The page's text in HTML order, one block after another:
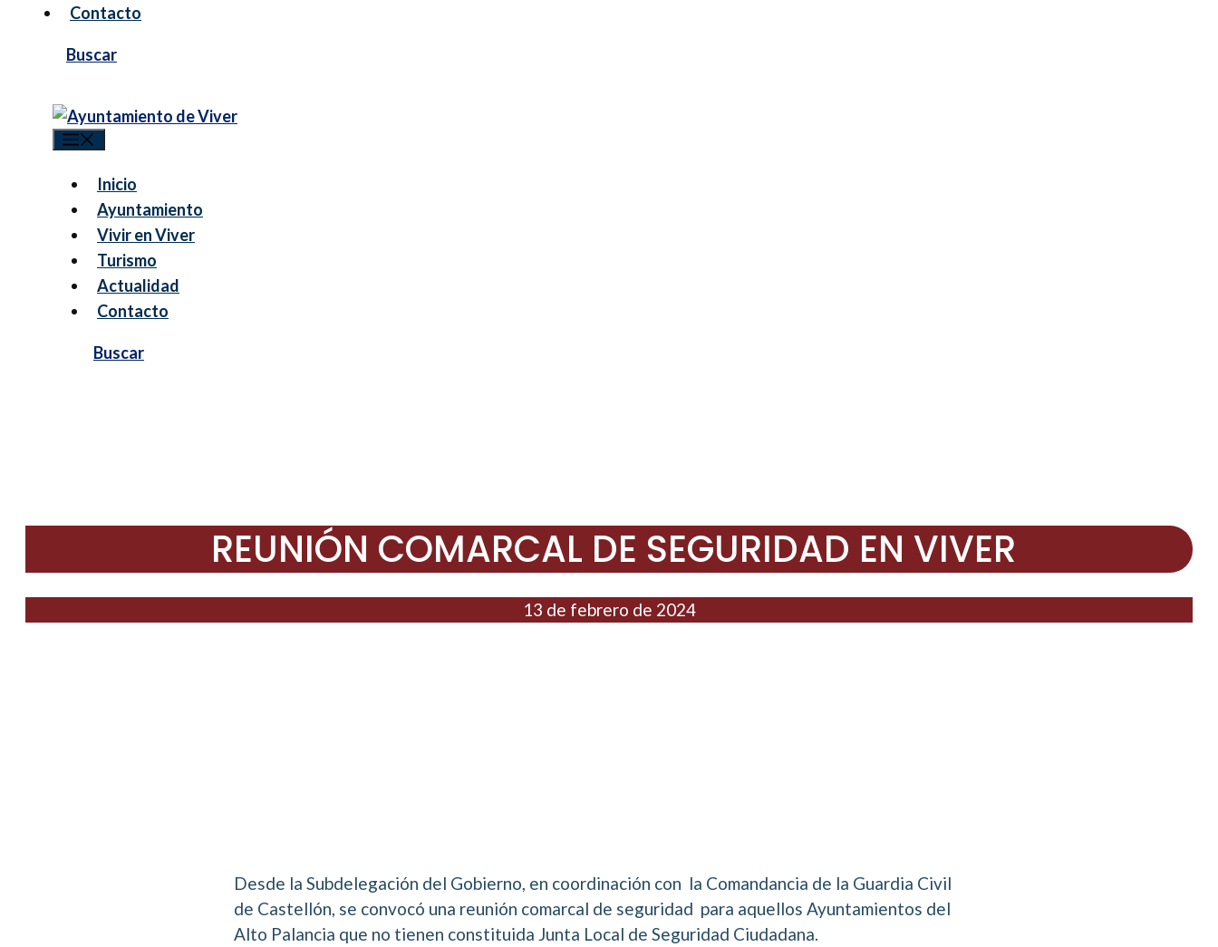
Contacto
Menú
Inicio
Ayuntamiento
Vivir en Viver
Turismo
Actualidad
Contacto
REUNIÓN COMARCAL DE SEGURIDAD EN VIVER
13 de febrero de 2024
Desde la Subdelegación del Gobierno, en coordinación con la Comandancia de la Guardia Civil
de Castellón, se convocó una reunión comarcal de seguridad para aquellos Ayuntamientos del
Alto Palancia que no tienen constituida Junta Local de Seguridad Ciudadana.